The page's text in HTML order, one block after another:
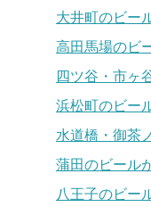
大井町のビー
高田馬場のビ
四ツ谷・市ヶ
浜松町のビー
水道橋・御茶
蒲田のビール
八王子のビー